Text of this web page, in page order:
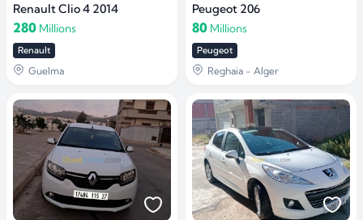
Renault Clio 4 2014
280 Millions
Renault
Guelma
Peugeot 206
80 Millions
Peugeot
Reghaia - Alger